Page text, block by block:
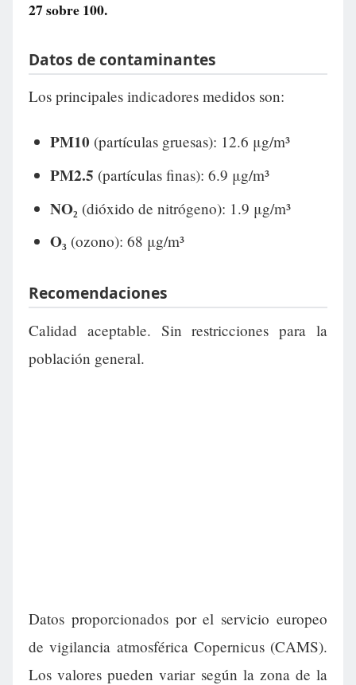
27sobre 100.
Datos de contaminantes
Los principales indicadores medidos son:
PM10 (partículas gruesas): 12.6 μg/m³
PM2.5 (partículas finas): 6.9 μg/m³
NO₂ (dióxido de nitrógeno): 1.9 μg/m³
O₃ (ozono): 68 μg/m³
Recomendaciones
Calidad aceptable. Sin restricciones para la
población general.
Datos proporcionados por el servicio europeo
de vigilancia atmosférica Copernicus (CAMS).
Los valores pueden variar según la zona de la